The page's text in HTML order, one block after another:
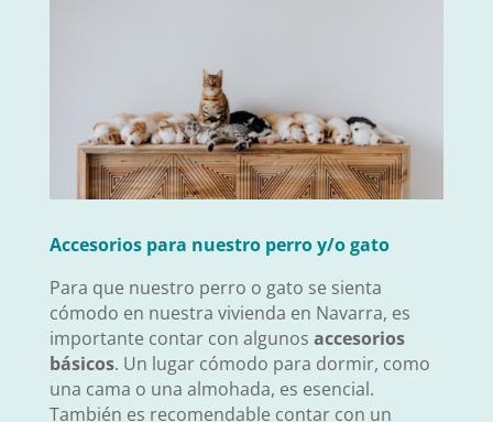
Accesorios para nuestro perro y/o gato
Para que nuestro perro o gato se sienta
cómodo en nuestra vivienda en Navarra, es
importante contar con algunos accesorios
básicos. Un lugar cómodo para dormir, como
una cama o una almohada, es esencial.
También es recomendable contar con un